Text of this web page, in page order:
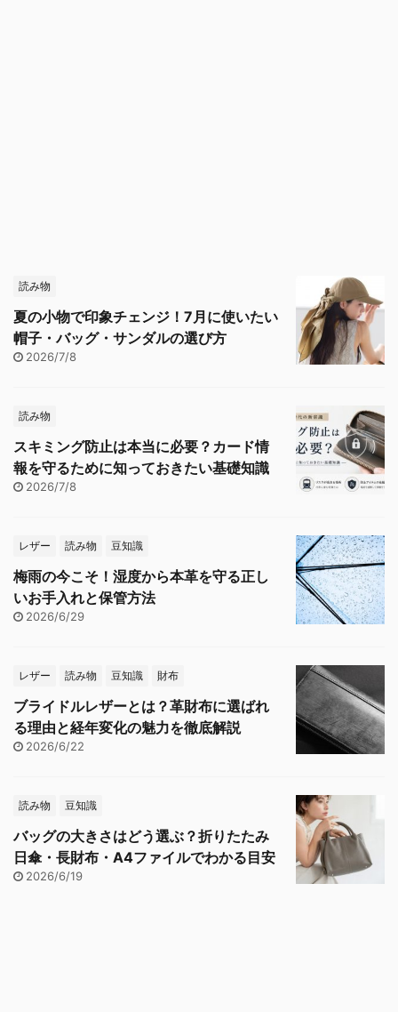
読み物
夏の小物で印象チェンジ！7月に使いたい
帽子・バッグ・サンダルの選び方
2026/7/8
読み物
スキミング防止は本当に必要？カード情
報を守るために知っておきたい基礎知識
2026/7/8
レザー 読み物 豆知識
梅雨の今こそ！湿度から本革を守る正し
いお手入れと保管方法
2026/6/29
レザー 読み物 豆知識 財布
ブライドルレザーとは？革財布に選ばれ
る理由と経年変化の魅力を徹底解説
2026/6/22
読み物 豆知識
バッグの大きさはどう選ぶ？折りたたみ
日傘・長財布・A4ファイルでわかる目安
2026/6/19